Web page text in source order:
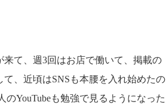
て、週3回はお店で働いて、掲載の
、近頃はSNSも本腰を入れ始めたの
YouTubeも勉強で見るようになった